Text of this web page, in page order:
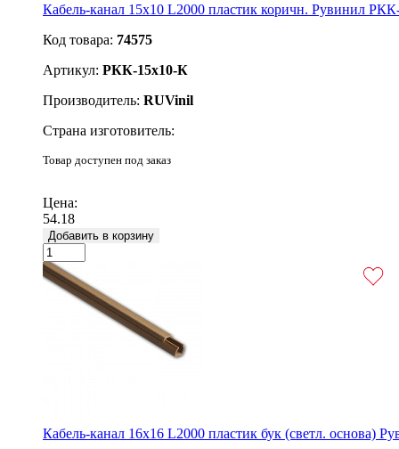
Кабель-канал 15х10 L2000 пластик коричн. Рувинил
Код товара: 74575
Артикул: РКК-15х10-К
Производитель: RUVinil
Страна изготовитель:
Товар доступен под заказ
Цена:
54.18
Добавить в корзину
Кабель-канал 16х16 L2000 пластик бук (светл. основа)